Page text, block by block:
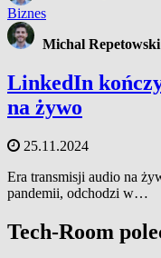
Biznes
Michal Repetowski
LinkedIn
na żywo
25.11.2024
Era transmisji audio na
pandemii, odchodzi w…
Tech-Room